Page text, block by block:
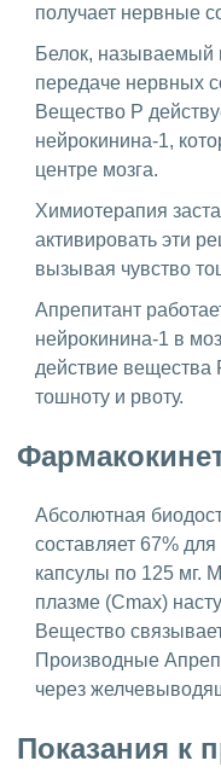
получает нервные
Белок, называемый
передаче нервных
Вещество Р
нейрокинина-1,
центре мозга.
Химиотерапия
активировать эти
вызывая чувство
Апрепитант
нейрокинина-1 в
действие вещества
тошноту и рвоту.
Абсолютная
составляет 67%
капсулы по 125 мг.
плазме (Cmax)
Вещество
Производные
через
Показания к